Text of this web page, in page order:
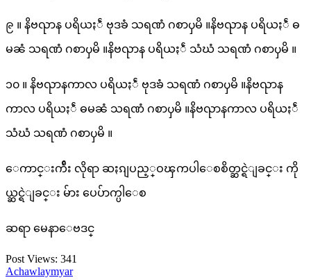
၉ ။ နိဗၺာန ပရိယႏၲံ ဗုဒၶံ သရဏံ ဂစာၦမိ ။နိဗၺာန ပရိယႏၲံ ဓ
မၼံ သရဏံ ဂစာၦမိ ။နိဗၺာန ပရိယႏၲံ သံဃံ သရဏံ ဂစာၦမိ ။
၁၀ ။ နိဗၺာနကာလ ပရိယႏၲံ ဗုဒၶံ သရဏံ ဂစာၦမိ ။နိဗၺာန
ကာလ ပရိယႏၲံ ဓမၼံ သရဏံ ဂစာၦမိ ။နိဗၺာနကာလ ပရိယႏၲံ
သံဃံ သရဏံ ဂစာၦမိ ။
ေကာင္းက်ိဴး လိုရာ ဆႏၵျပည့္ဝၾကပါေစစိတ္ဆင္ရဲျခင္း ကို
ယ္ဆင္ရဲျခင္း မ်ား ပေပ်ာက္ပါေစ
ဆရာ မေနာေဗဒင္
Post Views: 341
Achawlaymyar